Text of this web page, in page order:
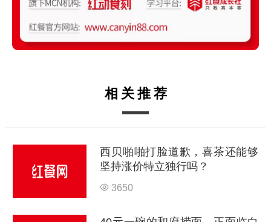
相关推荐
西贝啪啪打脸道歉，喜茶还能够
坚持涨价特立独行吗？
3650